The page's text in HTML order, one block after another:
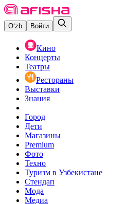
O‘zb Войти
Кино
Концерты
Театры
Рестораны
Выставки
Знания
Город
Дети
Магазины
Premium
Фото
Техно
Туризм в Узбекистане
Стендап
Мода
Медиа